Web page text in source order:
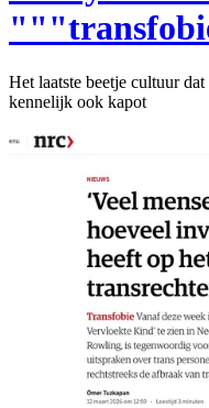
Het laatste beetje cultuur
kennelijk ook kapot